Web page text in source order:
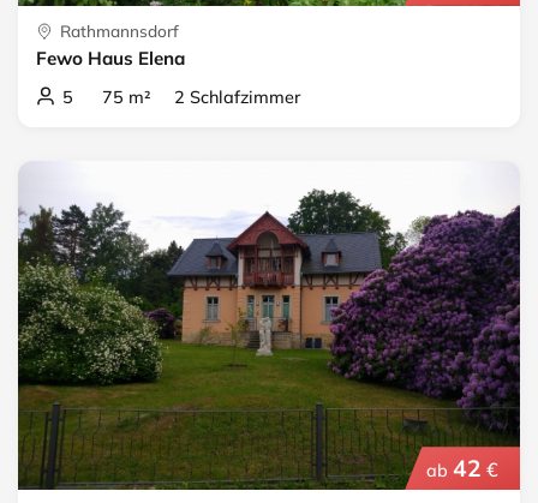
Rathmannsdorf
Fewo Haus Elena
5 75 m² 2 Schlafzimmer
ab 42 €